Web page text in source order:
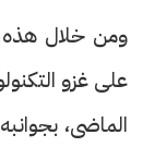
على غزو
الماضى،